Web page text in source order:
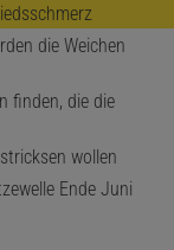
die Weichen
finden, die die
wollen
Ende Juni